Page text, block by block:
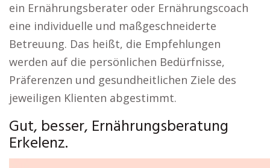
ein Ernährungsberater oder Ernährungscoach
eine individuelle und maßgeschneiderte
Betreuung. Das heißt, die Empfehlungen
werden auf die persönlichen Bedürfnisse,
Präferenzen und gesundheitlichen Ziele des
jeweiligen Klienten abgestimmt.
Gut, besser, Ernährungsberatung
Erkelenz.